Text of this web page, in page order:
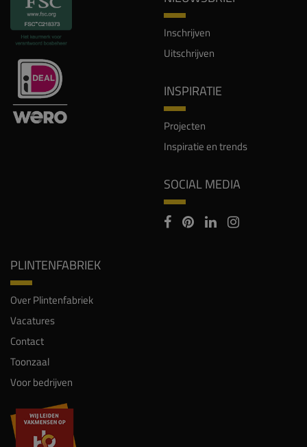
Inschrijven
Uitschrijven
INSPIRATIE
Projecten
Inspiratie en trends
SOCIAL MEDIA
PLINTENFABRIEK
Over Plintenfabriek
Vacatures
Contact
Toonzaal
Voor bedrijven